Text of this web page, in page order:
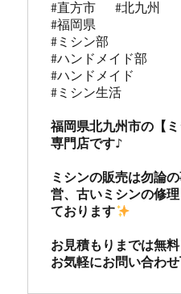
#直方市   #北九州
#福岡県
#ミシン部
#ハンドメイド部
#ハンドメイド
#ミシン生活
福岡県北九州市の【
専門店です♪
ミシンの販売は勿論
営、古いミシンの修
ております
お見積もりまでは無
お気軽にお問い合わ